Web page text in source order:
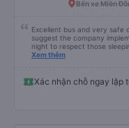
Bến xe Miền
Excellent bus and very safe
suggest the company
night to respect those
please display the Wi-Fi
quy định rõ ràng về việc giữ
để tránh làm phiền hành
khẩu Wi-Fi trong xe để
Xem thêm
Xác nhận chỗ ngay lập